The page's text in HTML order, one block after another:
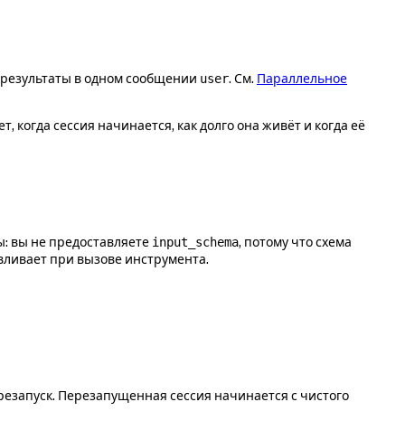
в одном сообщении user. См. Параллельное
сессия начинается, как долго она живёт и когда её
вы не предоставляете input_schema, потому что схема
при вызове инструмента.
Перезапущенная сессия начинается с чистого